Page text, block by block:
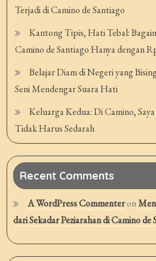
Terjadi di Camino de Santiago
Kantong Tipis, Hati Tebal:
Camino de Santiago Hanya dengan
Belajar Diam di Negeri yang
Seni Mendengar Suara Hati
Keluarga Kedua: Di Camino,
Tidak Harus Sedarah
Recent Comments
A WordPress Commenteron
dari Sekadar Peziarahan di Camino de